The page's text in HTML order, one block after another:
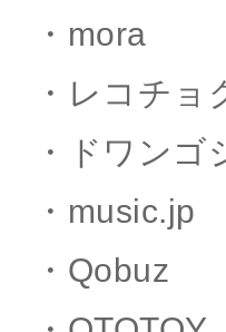
・mora
・レコチョ
・ドワンゴ
・music.jp
・Qobuz